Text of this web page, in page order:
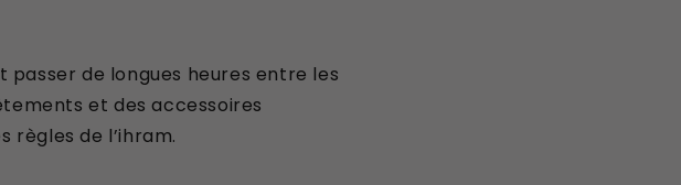
de longues heures entre les
et des accessoires
règles de l’ihram.